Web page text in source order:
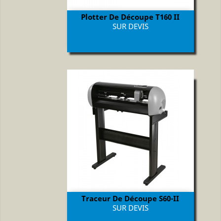
Plotter De Découpe T160 II
Prix
SUR DEVIS
Traceur De Découpe S60-II
Prix
SUR DEVIS